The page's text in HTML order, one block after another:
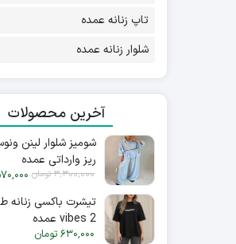
تاپ زنانه عمده
شلوار زنانه عمده
آخرین محصولات
شومیز شلوار لینن
ریز وارداتی عمده
3,300,000تومان
تیشرت باکسی زنانه
vibes 2 عمده
630,000 تومان